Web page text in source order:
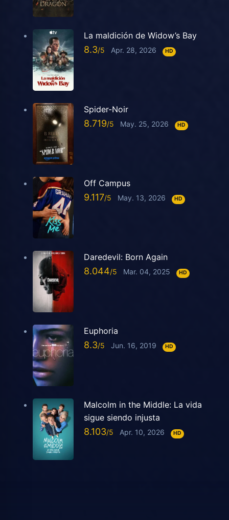
La maldición de Widow’s Bay
8.3 Apr. 28, 2026 HD
Spider-Noir
8.719 May. 25, 2026 HD
Off Campus
9.117 May. 13, 2026 HD
Daredevil: Born Again
8.044 Mar. 04, 2025 HD
Euphoria
8.3 Jun. 16, 2019 HD
Malcolm in the Middle: La vida
sigue siendo injusta
8.103 Apr. 10, 2026 HD